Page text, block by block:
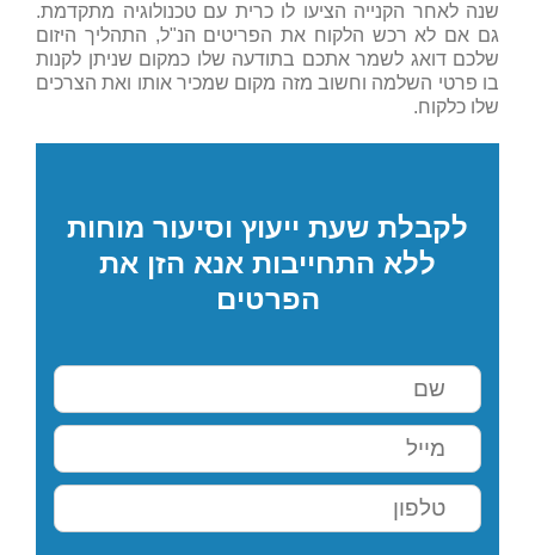
שנה לאחר הקנייה הציעו לו כרית עם טכנולוגיה מתקדמת.
גם אם לא רכש הלקוח את הפריטים הנ"ל, התהליך היזום
שלכם דואג לשמר אתכם בתודעה שלו כמקום שניתן לקנות
בו פרטי השלמה וחשוב מזה מקום שמכיר אותו ואת הצרכים
שלו כלקוח.
לקבלת שעת ייעוץ וסיעור מוחות
ללא התחייבות אנא הזן את
הפרטים